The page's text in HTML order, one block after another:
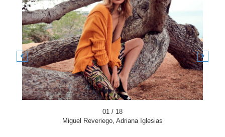
01 / 18
Miguel Reveriego, Adriana Iglesias